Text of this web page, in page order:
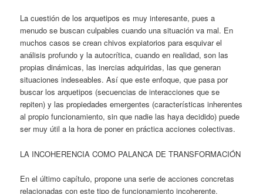
La cuestión de los arquetipos es muy interesante, pues a
menudo se buscan culpables cuando una situación va mal. En
muchos casos se crean chivos expiatorios para esquivar el
análisis profundo y la autocrítica, cuando en realidad, son las
propias dinámicas, las inercias adquiridas, las que generan
situaciones indeseables. Así que este enfoque, que pasa por
buscar los arquetipos (secuencias de interacciones que se
repiten) y las propiedades emergentes (características inherentes
al propio funcionamiento, sin que nadie las haya decidido) puede
ser muy útil a la hora de poner en práctica acciones colectivas.
LA INCOHERENCIA COMO PALANCA DE TRANSFORMACIÓN
En el último capítulo, propone una serie de acciones concretas
relacionadas con este tipo de funcionamiento incoherente.